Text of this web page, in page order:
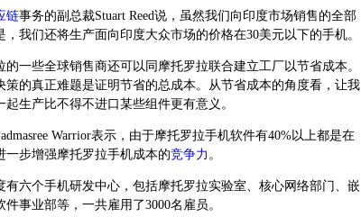
链事务的副总裁Stuart Reed说，虽然我们向印度市场销售的全部
我们还将生产面向印度大众市场的价格在30美元以下的手机。
一些全球销售商还可以同摩托罗拉联合建立工厂以节省成本。
策的真正难题是证明节省的总成本。从节省成本的角度看，让我
生产比不得不进口某些组件更有意义。
Warrior表示，由于摩托罗拉手机软件有40%以上都是在
一步增强摩托罗拉手机成本的竞争力 。
个手机研发中心，包括摩托罗拉实验室、核心网络部门、嵌
事业部等，一共雇用了3000名雇员。